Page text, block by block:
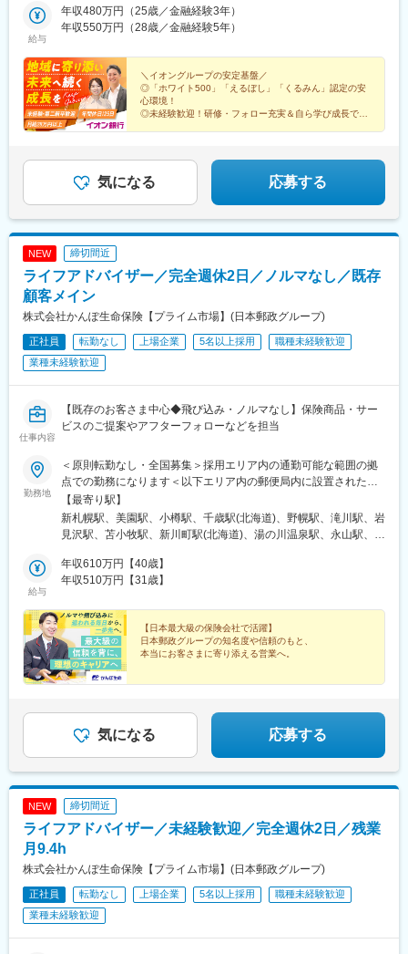
学研奈良登美ケ丘駅、新大宮駅、大和八木駅、摂津富田駅、星ケ
丘駅(大阪府)、箕面萱野駅、鶴見緑地駅、今宮戎駅、なかもず駅、
尾上の松駅、西宮北口駅、神戸駅(兵庫県)、飾磨駅、京口駅、伊丹
駅(阪急線)、福山駅、東尾道駅、不動院前駅、広電本社前駅、西条
駅(広島県)、東津山駅、鳥取駅、東山公園駅(鳥取県)、松江駅、高
浜駅(島根県)、文化の森駅、教会前駅、伏石駅、宇多津駅、伊予和
気駅、古泉駅、新居浜駅、岩国駅、下松駅(山口県)、徳山駅、山口
駅、牧駅(大分県)、西大分駅、南大分駅、西熊本駅、北熊本駅、荒
尾駅(熊本県)、原水駅、新八代駅、佐賀駅、鍋島駅、日宇駅、高田
駅(長崎県)、宮崎神宮駅、隼人駅、鴨池駅、隈之城駅、新越谷駅、
船橋駅、下総中山駅、市場前駅、上井草駅、亀戸駅、高松駅(東京
都)、青井駅、大久保駅(東京都)、新百合ケ丘駅、平沼橋駅、川崎
新町駅、海老名駅(相模線)、岩村田駅、亀島駅、熱田神宮西駅、可
児駅、泊駅(三重県)、六地蔵駅(京都市営)、八木西口駅、富田駅(大
阪府)、恵美須町駅、中百舌鳥駅、阪神国道駅、ハーバーランド
駅、牛田駅(広島県)、岡田駅(愛媛県)、小倉駅(福岡県)、西鉄香椎
駅、坪井川公園駅、京成船橋駅、豊洲駅、泉体育館駅、東新宿
駅、戸部駅、西高蔵駅、六地蔵駅(奈良線)、畝傍駅、大国町駅、白
鷺駅、高速神戸駅、西鉄千早駅、打越駅
県、高知県、福岡県、熊本県、鹿児島県、宮崎県、沖縄県※U・Iタ
ーン歓迎 ご希望の働き方をお聞かせください。※総合職採用のた
の詳細は当社HPをご覧ください！
https://www.aeonbank.co.jp/branch/
駅、天童南駅、内原駅、土浦駅、荒川沖駅、小田林駅、佐野市
駅、韮川駅、群馬総社駅、越谷レイクタウン駅、蕨駅、南羽生
駅、新井宿駅、新津田沼駅、新船橋駅、南柏駅、海浜幕張駅、稲
毛海岸駅、稲毛駅、鎌取駅、木更津駅、新鎌ケ谷駅、千葉ニュー
タウン中央駅、八千代緑が丘駅、地区センター駅、成田駅、品川
シーサイド駅、武蔵引田駅、南砂町駅、武蔵砂川駅、辰巳駅、東
武練馬駅、小川町駅(東京都)、都庁前駅、東久留米駅、豊田駅、学
合ケ丘駅、京急久里浜駅、横浜駅、東戸塚駅、相武台前駅、星川
駅、亀田駅、青山駅、新高岡駅、野々市駅(ＩＲいしかわ鉄道線)、
呼続駅、八事駅、黒田駅(愛知県)、扶桑駅、りんくう常滑駅、長久
手古戦場駅、六名駅、緒川駅、上挙母駅、八幡駅(愛知県)、勝川
駅、富田駅(三重県)、平田町駅、播磨駅、伊勢松本駅、北勢中央公
園口駅、高茶屋駅、瀬田駅(滋賀県)、高の原駅、西大路駅、桂川駅
(京都府)、西院駅(阪急線)、淀駅、大阪梅田駅(阪神線)、大日駅、
駅、横堤駅、七道駅、新金岡駅、伊丹駅(福知山線)、日生中央駅、
大久保駅(兵庫県)、仁川駅、はりま勝原駅、道場南口駅、中央市場
花駅、新居浜駅、高知駅、酒殿駅、西鉄千早駅、天拝山駅、大牟
田駅、福間駅、スペースワールド駅、大保駅、九大学研都市駅、
(沖縄県)、小禄駅、宮の沢駅、北仙台駅、津田沼駅、東海神駅、初
富駅、公園駅、青物横丁駅、淡路町駅、新宿駅、京橋駅(東京都)、
茅ケ崎駅、久里浜駅、平沼橋駅、天王町駅、御門台駅、上小田井
駅、栄生駅、矢田駅(愛知県)、新瑞橋駅、木曽川駅、近鉄富田駅、
洛西口駅、西梅田駅、大正駅(大阪府)、今福鶴見駅、大和川駅、岡
山駅、天神川駅、朝倉街道駅、上塩屋駅、旭橋駅、赤嶺駅、京成
津田沼駅、井野駅(千葉県)、鮫洲駅、新御茶ノ水駅、南新宿駅、日
本橋駅(東京都)、高島町駅、大曽根駅、妙音通駅、大阪駅、ドーム
前千代崎駅、高須神社駅、西川緑道公園駅、美栄橋駅
給与
年収480万円（25歳／金融経験3年）
年収550万円（28歳／金融経験5年）
＼イオングループの安定基盤／
◎「ホワイト500」「えるぼし」「くるみん」認定の安
心環境！
◎未経験歓迎！研修・フォロー充実＆自ら学び成長でき
◎月給28万円以上
◎外訪なし
◎多彩なキャリア
気になる 応募する
NEW 締切間近
ライフアドバイザー／完全週休2日／ノルマなし／既存
顧客メイン
株式会社かんぽ生命保険【プライム市場】(日本郵政グループ)
正社員 転勤なし 上場企業 5名以上採用
職種未経験歓迎
業種未経験歓迎
仕事内容
【既存のお客さま中心◆飛び込み・ノルマなし】保険商品・サー
ビスのご提案やアフターフォローなどを担当
勤務地
＜原則転勤なし・全国募集＞採用エリア内の通勤可能な範囲の拠
点での勤務になります＜以下エリア内の郵便局内に設置されたか
んぽサービス部＞■北海道エリア：北海道■東北エリア：青森県、
岩手県、宮城県、秋田県、山形県、福島県■関東エリア：茨城県、
栃木県、群馬県、埼玉県、千葉県■東京エリア：東京都■南関東エ
ア：富山県、石川県、福井県■東海エリア：岐阜県、静岡県、愛知
県、三重県■近畿エリア：滋賀県、京都府、大阪府、兵庫県、奈良
根県■四国エリア：徳島県、香川県、愛媛県、高知県■九州エリ
ア：福岡県、佐賀県、長崎県、大分県、宮崎県、鹿児島県、熊本
県■沖縄エリア：沖縄県※初期配属の都道府県を希望可！U・Iター
ン歓迎※基本的にスクーターまたはバイク、一部エリアは車で営業
※配属先のかんぽサービス部は応募者の希望も踏まえて決定※入社
の家庭事情があり、参加が難しい場合はリモートプログラムとな
ります
【最寄り駅】
新札幌駅、美園駅、小樽駅、千歳駅(北海道)、野幌駅、滝川駅、岩
見沢駅、苫小牧駅、新川町駅(北海道)、湯の川温泉駅、永山駅、旭
駅、津軽五所川原駅、八戸駅、三沢駅(青森県)、新青森駅、上盛岡
駅、二戸駅、一ノ関駅、宮古駅、北上駅、水沢駅、久慈駅、紫波
駅(宮城県)、くりこま高原駅、新田駅(宮城県)、泉外旭川駅、能代
駅、東大館駅、羽後本荘駅、湯沢駅、横手駅、大曲駅(秋田県)、山
形駅、米沢駅、鶴岡駅、酒田駅、村山駅(山形県)、新庄駅、寒河江
駅、長井駅、白河駅、いわき駅、七日町駅、喜多方駅、二本松
駅、磐城石川駅、須賀川駅、原ノ町駅、福島学院前駅、郡山富田
間駅、新鉾田駅、鹿島神宮駅、磯原駅、勝田駅、新栃木駅、佐野
駅、西那須野駅、足利駅、新鹿沼駅、上今市駅、小山駅、真岡
銚子駅、八日市場駅、東金駅、館山駅、荻窪駅、西早稲田駅、鶯
谷駅、京成関屋駅、荒川区役所前駅、渋谷駅、経堂駅、昭島駅、
めじろ台駅、羽村駅、立川駅、京王八王子駅、東青梅駅、町田
駅、秋川駅、甲州街道駅、八王子みなみ野駅、上北台駅、新小平
駅、武蔵小金井駅、東村山駅、府中駅(東京都)、国領駅、瀬谷駅、
蔵小杉駅、新百合ケ丘駅、鷺沼駅、小田原駅、藤沢駅、秦野駅、
茅ケ崎駅、平塚駅、横須賀中央駅、相武台下駅、海老名駅(相鉄・
給与
年収610万円【40歳】
年収510万円【31歳】
【日本最大級の保険会社で活躍】
日本郵政グループの知名度や信頼のもと、
本当にお客さまに寄り添える営業へ。
■昨年度賞与実績4.3カ月分
気になる 応募する
NEW 締切間近
ライフアドバイザー／未経験歓迎／完全週休2日／残業
月9.4h
株式会社かんぽ生命保険【プライム市場】(日本郵政グループ)
正社員 転勤なし 上場企業 5名以上採用
職種未経験歓迎
業種未経験歓迎